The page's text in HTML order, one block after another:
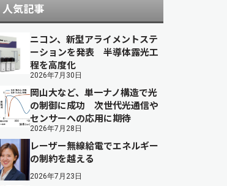
人気記事
ニコン、新型アライメントステ
ーションを発表 半導体露光工
程を高度化
2026年7月30日
岡山大など、単一ナノ構造で光
の制御に成功 次世代光通信や
センサーへの応用に期待
2026年7月28日
レーザー無線給電でエネルギー
の制約を越える
2026年7月23日